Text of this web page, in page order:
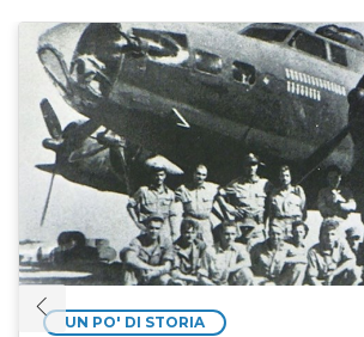
UN PO' DI STORIA